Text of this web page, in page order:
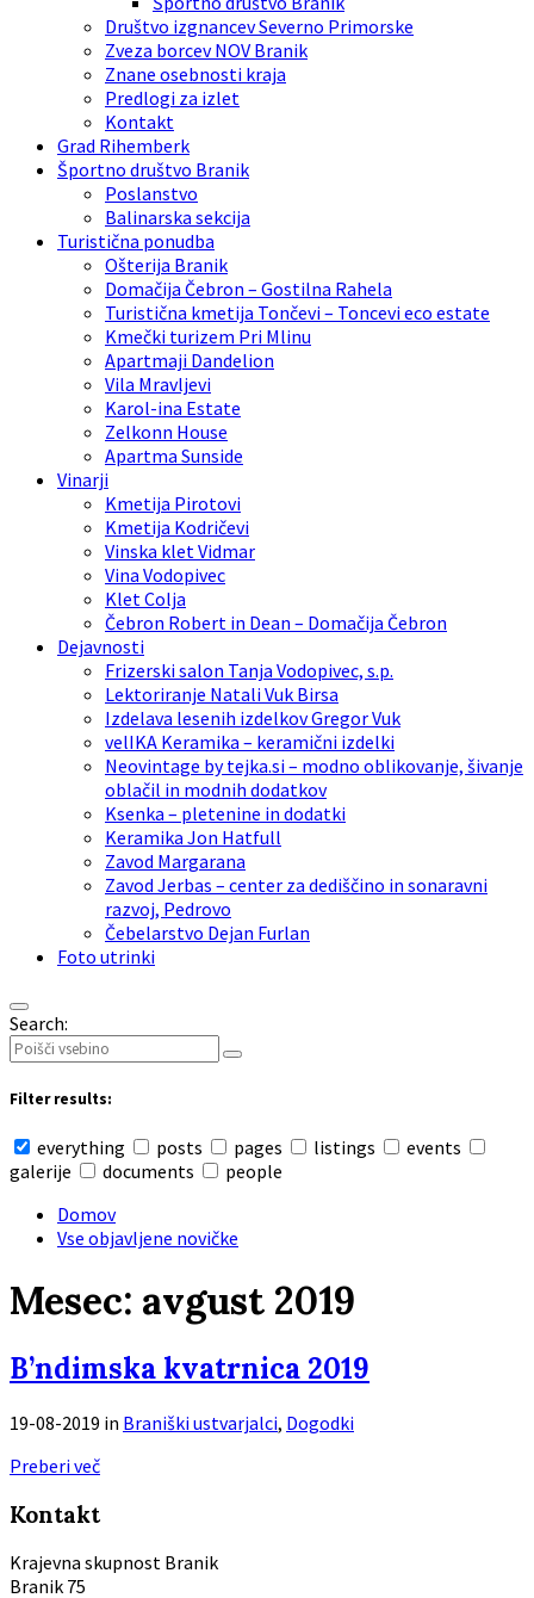
Društvo izgnancev Severno Primorske
Zveza borcev NOV Branik
Znane osebnosti kraja
Predlogi za izlet
Kontakt
Grad Rihemberk
Športno društvo Branik
Poslanstvo
Balinarska sekcija
Turistična ponudba
Ošterija Branik
Domačija Čebron – Gostilna Rahela
Turistična kmetija Tončevi – Toncevi eco estate
Kmečki turizem Pri Mlinu
Apartmaji Dandelion
Vila Mravljevi
Karol-ina Estate
Zelkonn House
Apartma Sunside
Vinarji
Kmetija Pirotovi
Kmetija Kodričevi
Vinska klet Vidmar
Vina Vodopivec
Klet Colja
Čebron Robert in Dean – Domačija Čebron
Dejavnosti
Frizerski salon Tanja Vodopivec, s.p.
Lektoriranje Natali Vuk Birsa
Izdelava lesenih izdelkov Gregor Vuk
velIKA Keramika – keramični izdelki
Neovintage by tejka.si – modno oblikovanje, šivanje
oblačil in modnih dodatkov
Ksenka – pletenine in dodatki
Keramika Jon Hatfull
Zavod Margarana
Zavod Jerbas – center za dediščino in sonaravni
razvoj, Pedrovo
Čebelarstvo Dejan Furlan
Foto utrinki
Search:
Filter results:
everything posts pages listings
events
galerije
documents
people
Domov
Vse objavljene novičke
Mesec: avgust 2019
B’ndimska kvatrnica 2019
19-08-2019 in Braniški ustvarjalci, Dogodki
Preberi več
Kontakt
Krajevna skupnost Branik
Branik 75